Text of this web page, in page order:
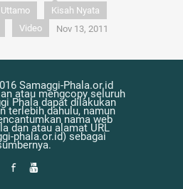
Kisah Nyata
Video Nov 13, 2011
Samaggi-Phala.or.id
atau mengcopy seluruh
Phala dapat dilakukan
terlebih dahulu, namun
nama web
dan atau alamat URL
phala.or.id) sebagai